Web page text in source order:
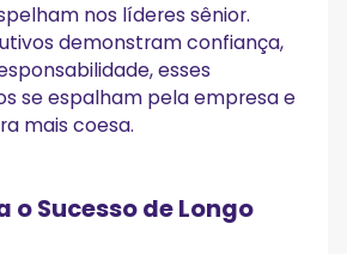
nos líderes sênior.
demonstram confiança,
esses
se espalham pela empresa e
mais coesa.
o Sucesso de Longo